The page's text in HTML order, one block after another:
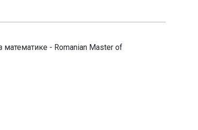
- Romanian Master of